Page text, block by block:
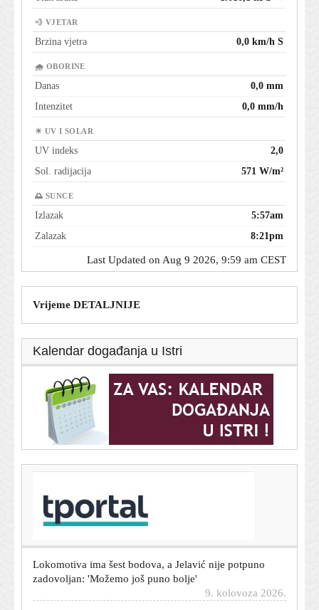
💨 VJETAR
Brzina vjetra 0,0 km/h S
🌧 OBORINE
Danas
0,0 mm
Intenzitet
0,0 mm/h
☀ UV I SOLAR
UV indeks
2,0
Sol. radijacija
571 W/m²
🌅 SUNCE
Izlazak
5:57am
Zalazak
8:21pm
Last Updated on Aug 9 2026, 9:59 am CEST
Vrijeme DETALJNIJE
Kalendar događanja u Istri
Ruska prijetnja Europi nalazi se u susjedstvu? U gradu
na granici će izbiti kriza
Lokomotiva ima šest bodova, a Jelavić nije potpuno
zadovoljan: 'Možemo još puno bolje'
Država iseljava antifašiste iz zgrade koju koriste od